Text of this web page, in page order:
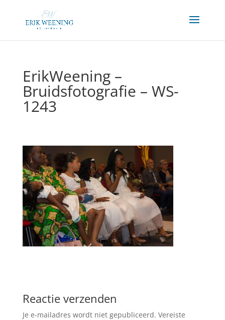
ErikWeening –
Bruidsfotografie – WS-
1243
Reactie verzenden
Je e-mailadres wordt niet gepubliceerd. Vereiste